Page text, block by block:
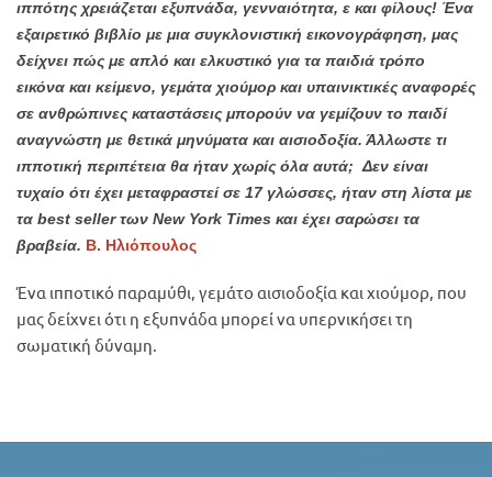
ιππότης χρειάζεται εξυπνάδα, γενναιότητα, ε και φίλους! Ένα
εξαιρετικό βιβλίο με μια συγκλονιστική εικονογράφηση, μας
δείχνει πώς με απλό και ελκυστικό για τα παιδιά τρόπο
εικόνα και κείμενο, γεμάτα χιούμορ και υπαινικτικές αναφορές
σε ανθρώπινες καταστάσεις μπορούν να γεμίζουν το παιδί
αναγνώστη με θετικά μηνύματα και αισιοδοξία. Άλλωστε τι
ιπποτική περιπέτεια θα ήταν χωρίς όλα αυτά; Δεν είναι
τυχαίο ότι έχει μεταφραστεί σε 17 γλώσσες, ήταν στη λίστα με
τα best seller των New York Times και έχει σαρώσει τα
βραβεία. Β. Ηλιόπουλος
Ένα ιπποτικό παραμύθι, γεμάτο αισιοδοξία και χιούμορ, που
μας δείχνει ότι η εξυπνάδα μπορεί να υπερνικήσει τη
σωματική δύναμη.